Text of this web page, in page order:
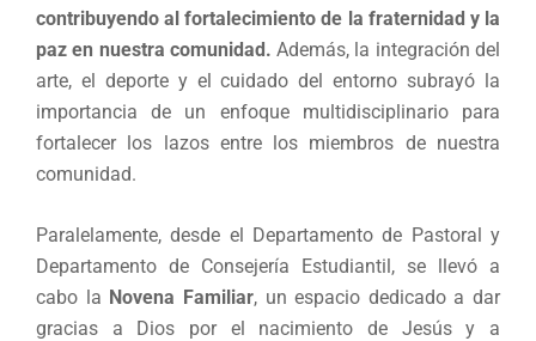
contribuyendo al fortalecimiento de la fraternidad y la
paz en nuestra comunidad. Además, la integración del
arte, el deporte y el cuidado del entorno subrayó la
importancia de un enfoque multidisciplinario para
fortalecer los lazos entre los miembros de nuestra
comunidad.
Paralelamente, desde el Departamento de Pastoral y
Departamento de Consejería Estudiantil, se llevó a
cabo la Novena Familiar, un espacio dedicado a dar
gracias a Dios por el nacimiento de Jesús y a